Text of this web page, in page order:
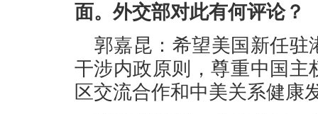
面。外交部对此有何评论？
郭嘉昆：希望美国新任
干涉内政原则，尊重中国
区交流合作和中美关系健康